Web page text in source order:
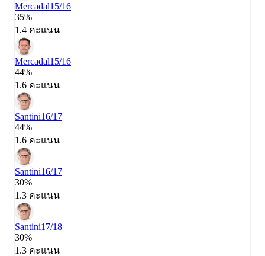
Mercadal15/16
35%
1.4 คะแนน
Mercadal15/16
44%
1.6 คะแนน
Santini16/17
44%
1.6 คะแนน
Santini16/17
30%
1.3 คะแนน
Santini17/18
30%
1.3 คะแนน